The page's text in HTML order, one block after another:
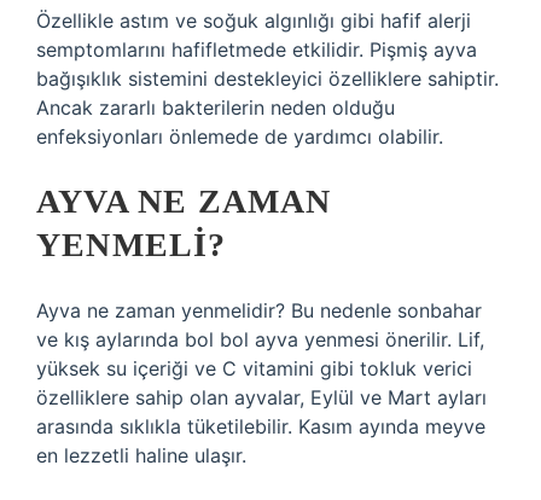
Özellikle astım ve soğuk algınlığı gibi hafif alerji
semptomlarını hafifletmede etkilidir. Pişmiş ayva
bağışıklık sistemini destekleyici özelliklere sahiptir.
Ancak zararlı bakterilerin neden olduğu
enfeksiyonları önlemede de yardımcı olabilir.
AYVA NE ZAMAN
YENMELI?
Ayva ne zaman yenmelidir? Bu nedenle sonbahar
ve kış aylarında bol bol ayva yenmesi önerilir. Lif,
yüksek su içeriği ve C vitamini gibi tokluk verici
özelliklere sahip olan ayvalar, Eylül ve Mart ayları
arasında sıklıkla tüketilebilir. Kasım ayında meyve
en lezzetli haline ulaşır.